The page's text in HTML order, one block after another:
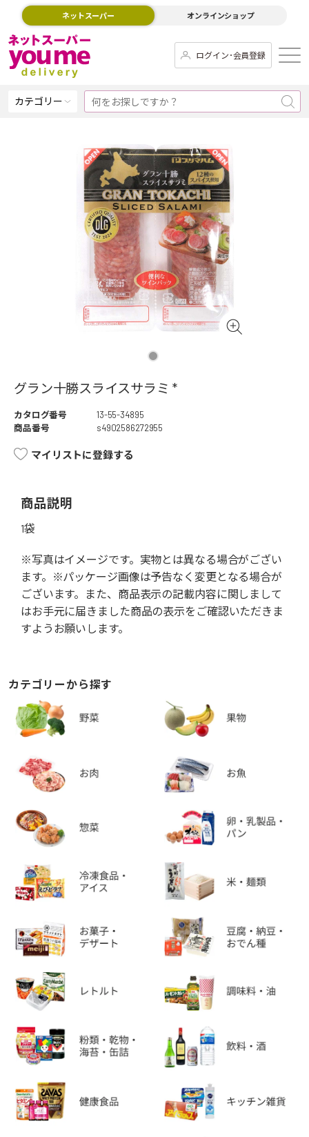
ネットスーパー オンラインショップ
ログイン･会員登録
カテゴリー
グラン十勝スライスサラミ *
カタログ番号
13-55-34895
商品番号
s4902586272955
マイリストに登録する
商品説明
1袋
※写真はイメージです。実物とは異なる場合がござい
ます。※パッケージ画像は予告なく変更となる場合が
ございます。また、商品表示の記載内容に関しまして
はお手元に届きました商品の表示をご確認いただきま
すようお願いします。
カテゴリーから探す